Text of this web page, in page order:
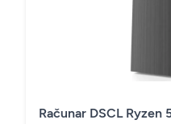
Računar DSCL Ryzen